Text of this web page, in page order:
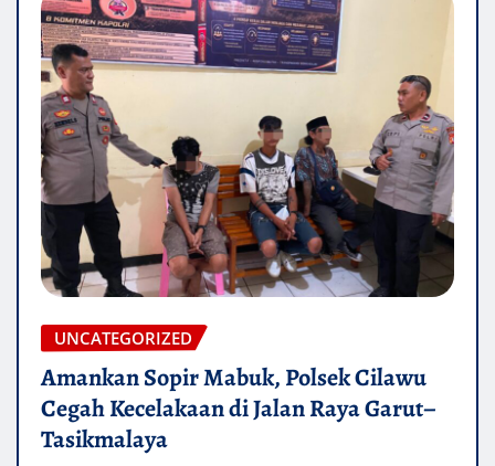
UNCATEGORIZED
Amankan Sopir Mabuk, Polsek Cilawu
Cegah Kecelakaan di Jalan Raya Garut–
Tasikmalaya